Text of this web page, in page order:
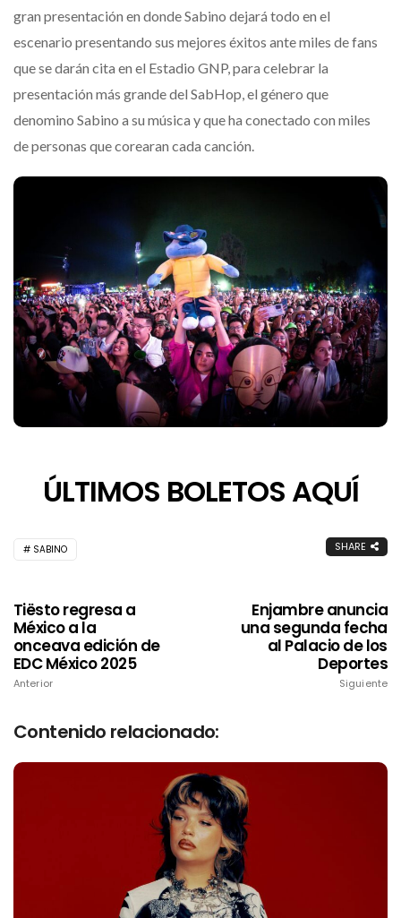
gran presentación en donde Sabino dejará todo en el
escenario presentando sus mejores éxitos ante miles de fans
que se darán cita en el Estadio GNP, para celebrar la
presentación más grande del SabHop, el género que
denomino Sabino a su música y que ha conectado con miles
de personas que corearan cada canción.
ÚLTIMOS BOLETOS AQUÍ
SABINO SHARE
Tiësto regresa a
México a la
onceava edición de
EDC México 2025
Anterior
Enjambre anuncia
una segunda fecha
al Palacio de los
Deportes
Siguiente
Contenido relacionado: